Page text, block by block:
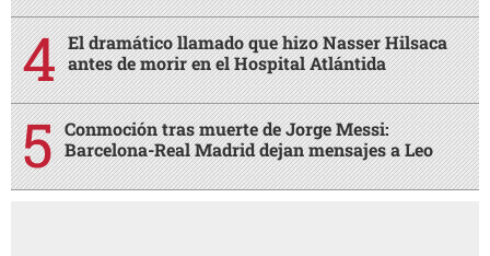
El dramático llamado que hizo Nasser Hilsaca
antes de morir en el Hospital Atlántida
Conmoción tras muerte de Jorge Messi:
Barcelona-Real Madrid dejan mensajes a Leo